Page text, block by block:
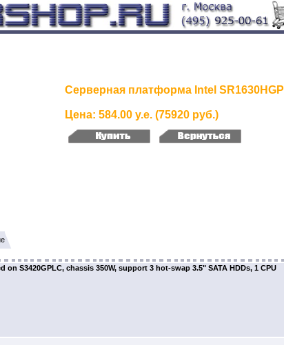
Серверная платформа Intel SR1630HGP
Цена: 584.00 у.е. (75920 руб.)
S3420GPLC, chassis 350W, support 3 hot-swap 3.5" SATA HDDs, 1 CPU